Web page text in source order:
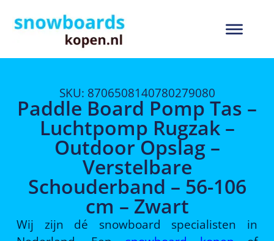
SKU: 8706508140780279080
Paddle Board Pomp Tas –
Luchtpomp Rugzak –
Outdoor Opslag –
Verstelbare
Schouderband – 56-106
cm – Zwart
Wij zijn dé snowboard specialisten in